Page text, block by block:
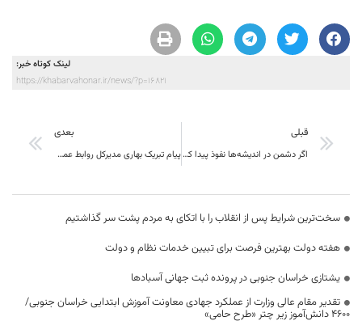
لینک کوتاه خبر:
https://khabarvahonar.ir/news/?p=16821
قبلی
اگر دشمن در اندیشه‌ها نفوذ پیدا کند، همه چیز را تصرف کرده است
بعدی
پیام تبریک بهاری مديرکل روابط عمومي استانداري به مناسبت روز خبرنگار
سخت‌ترین شرایط پس از انقلاب را با اتکای به مردم پشت سر گذاشتیم
هفته دولت بهترین فرصت برای تبیین خدمات نظام و دولت
یشتازی خراسان جنوبی در پرونده ثبت جهانی آسبادها
تقدیر مقام عالی وزارت از عملکرد جهادی معاونت آموزش ابتدایی خراسان جنوبی/
۴۶۰۰ دانش‌آموز زیر چتر «طرح حامی»